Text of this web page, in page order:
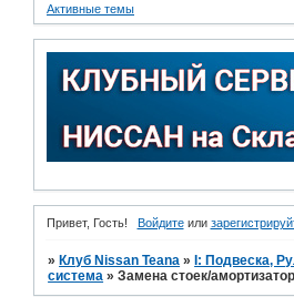
Активные темы
Привет, Гость! Войдитеили
» Клуб Nissan Teana » I: Подвеска,
система »Замена стоек/